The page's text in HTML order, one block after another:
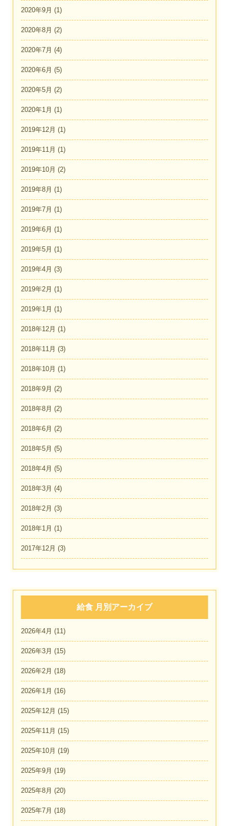
2020年9月 (1)
2020年8月 (2)
2020年7月 (4)
2020年6月 (5)
2020年5月 (2)
2020年1月 (1)
2019年12月 (1)
2019年11月 (1)
2019年10月 (2)
2019年8月 (1)
2019年7月 (1)
2019年6月 (1)
2019年5月 (1)
2019年4月 (3)
2019年2月 (1)
2019年1月 (1)
2018年12月 (1)
2018年11月 (3)
2018年10月 (1)
2018年9月 (2)
2018年8月 (2)
2018年6月 (2)
2018年5月 (5)
2018年4月 (5)
2018年3月 (4)
2018年2月 (3)
2018年1月 (1)
2017年12月 (3)
給食 月別アーカイブ
2026年4月 (11)
2026年3月 (15)
2026年2月 (18)
2026年1月 (16)
2025年12月 (15)
2025年11月 (15)
2025年10月 (19)
2025年9月 (19)
2025年8月 (20)
2025年7月 (18)